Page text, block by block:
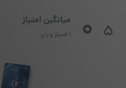
5
0 میانگین امتیاز
1 امتیاز و رای